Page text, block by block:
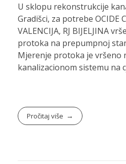
U sklopu rekonstrukcije
Gradišci, za potrebe OCIDE
VALENCIJA, RJ BIJELJINA
protoka na prepumpnoj
Mjerenje protoka je vršeno
kanalizacionom sistemu na
Pročitaj više